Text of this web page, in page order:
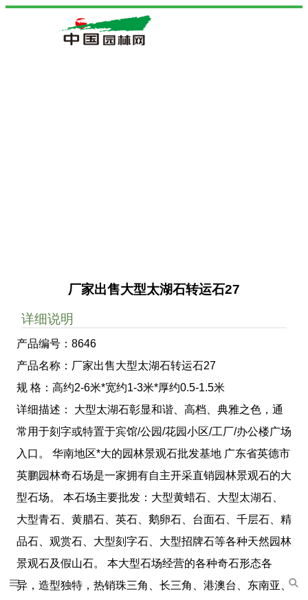
厂家出售大型太湖石转运石27
详细说明
产品编号：8646
产品名称：厂家出售大型太湖石转运石27
规 格：高约2-6米*宽约1-3米*厚约0.5-1.5米
详细描述： 大型太湖石彰显和谐、高档、典雅之色，通
常用于刻字或特置于宾馆/公园/花园小区/工厂/办公楼广场
入口。 华南地区*大的园林景观石批发基地 广东省英德市
英鹏园林奇石场是一家拥有自主开采直销园林景观石的大
型石场。 本石场主要批发：大型黄蜡石、大型太湖石、
大型青石、黄腊石、英石、鹅卵石、台面石、千层石、精
品石、观赏石、大型刻字石、大型招牌石等各种天然园林
景观石及假山石。 本大型石场经营的各种奇石形态各
异，造型独特，热销珠三角、长三角、港澳台、东南亚、